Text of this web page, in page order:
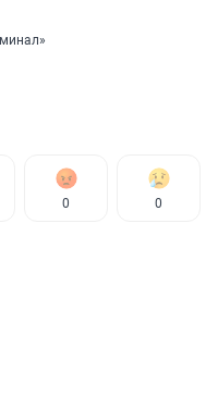
0 0